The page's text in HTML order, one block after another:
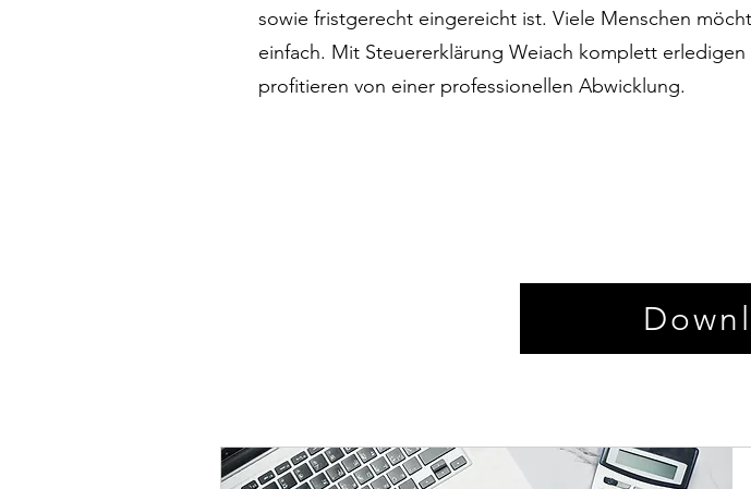
sowie fristgerecht eingereicht ist. Viele Menschen
einfach. Mit Steuererklärung Weiach komplett
profitieren von einer professionellen Abwicklung.